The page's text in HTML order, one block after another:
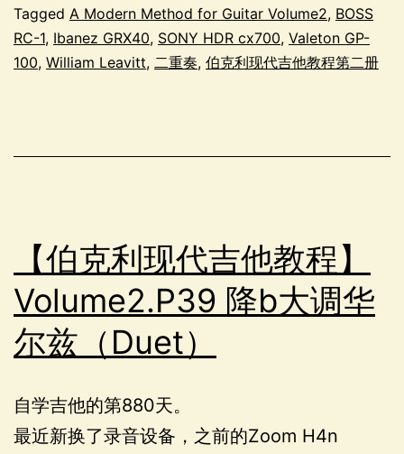
Tagged A Modern Method for Guitar Volume2, BOSS
RC-1, Ibanez GRX40, SONY HDR cx700, Valeton GP-
100, William Leavitt, 二重奏, 伯克利现代吉他教程第二册
【伯克利现代吉他教程】
Volume2.P39 降b大调华
尔兹（Duet）
自学吉他的第880天。
最近新换了录音设备，之前的Zoom H4n